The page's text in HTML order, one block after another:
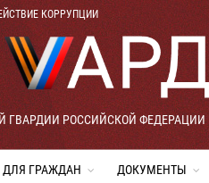
КОРРУПЦИИ
ГВАРДИИ РОССИЙСКОЙ ФЕДЕРАЦИИ
ДЛЯ ГРАЖДАН ДОКУМЕНТЫ